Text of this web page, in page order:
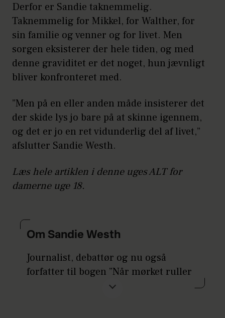
Derfor er Sandie taknemmelig.
Taknemmelig for Mikkel, for Walther, for
sin familie og venner og for livet. Men
sorgen eksisterer der hele tiden, og med
denne graviditet er det noget, hun jævnligt
bliver konfronteret med.
”Men på en eller anden måde insisterer det
der skide lys jo bare på at skinne igennem,
og det er jo en ret vidunderlig del af livet,”
afslutter Sandie Westh.
Læs hele artiklen i denne uges ALT for
damerne uge 18.
Om Sandie Westh
Journalist, debattør og nu også
forfatter til bogen ”Når mørket ruller
ind”, der udkommer 2. maj.